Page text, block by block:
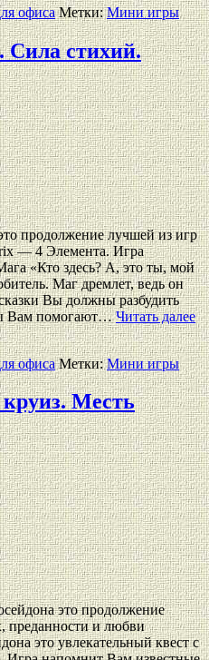
офиса Метки:Мини игры
Сила стихий.
продолжение лучшей из игр
— 4 Элемента. Игра
«Кто здесь? А, это ты, мой
Маг дремлет, ведь он
Вы должны разбудить
Вам помогают…Читать далее
офиса Метки:Мини игры
Месть
это продолжение
преданности и любви
это увлекательный квест с